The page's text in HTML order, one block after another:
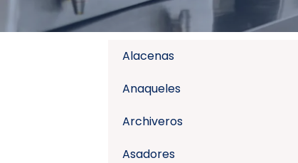
Alacenas
Anaqueles
Archiveros
Asadores